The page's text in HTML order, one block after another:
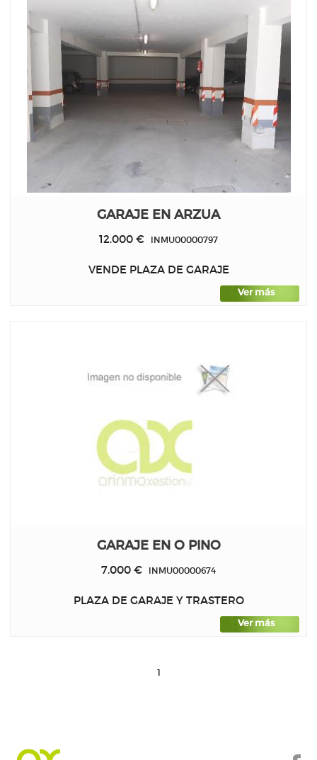
GARAJE EN ARZUA
12.000 € INMU00000797
VENDE PLAZA DE GARAJE
Ver más
GARAJE EN O PINO
7.000 € INMU00000674
PLAZA DE GARAJE Y TRASTERO
Ver más
1